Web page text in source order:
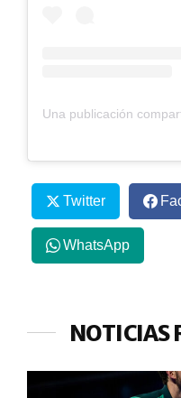
Twitter
WhatsApp
NOTICIAS